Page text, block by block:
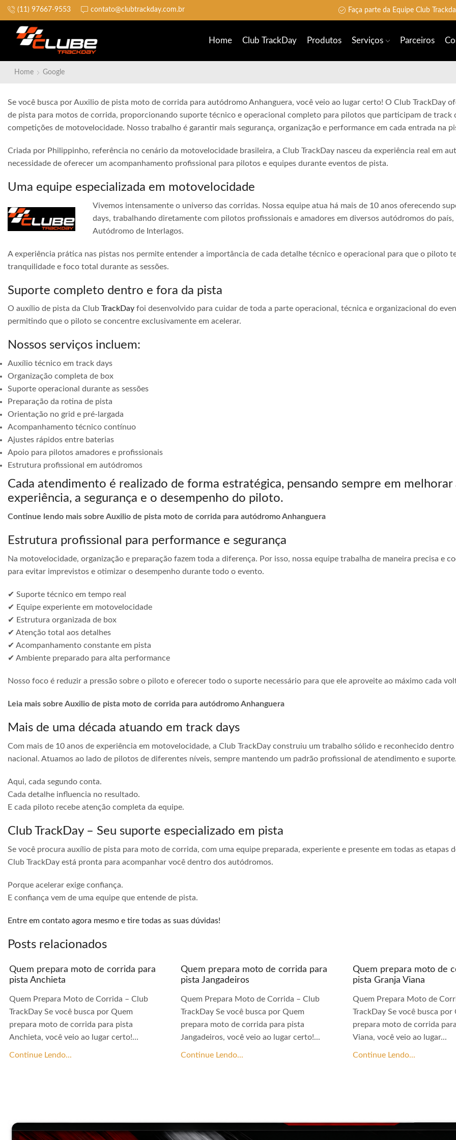
(11) 97667-9553 contato@clubtrackday.com.br
Não perca a largada Faça parte da Equipe Club
Home Club TrackDay Produtos Serviços Parceiros
Home Google
Se você busca por Auxilio de pista moto de corrida para autódromo Anhanguera, você veio ao lugar certo! O Club TrackDay
de pista para motos de corrida, proporcionando suporte técnico e operacional completo para pilotos que participam de track
competições de motovelocidade. Nosso trabalho é garantir mais segurança, organização e performance em cada entrada na
Criada por Philippinho, referência no cenário da motovelocidade brasileira, a Club TrackDay nasceu da experiência real em
necessidade de oferecer um acompanhamento profissional para pilotos e equipes durante eventos de pista.
Uma equipe especializada em motovelocidade
Vivemos intensamente o universo das corridas. Nossa equipe atua há mais de 10 anos oferecendo
days, trabalhando diretamente com pilotos profissionais e amadores em diversos autódromos do
Autódromo de Interlagos.
A experiência prática nas pistas nos permite entender a importância de cada detalhe técnico e operacional para que o piloto
tranquilidade e foco total durante as sessões.
Suporte completo dentro e fora da pista
O auxílio de pista da Club TrackDay foi desenvolvido para cuidar de toda a parte operacional, técnica e organizacional do
permitindo que o piloto se concentre exclusivamente em acelerar.
Nossos serviços incluem:
Auxílio técnico em track days
Organização completa de box
Suporte operacional durante as sessões
Preparação da rotina de pista
Orientação no grid e pré-largada
Acompanhamento técnico contínuo
Ajustes rápidos entre baterias
Apoio para pilotos amadores e profissionais
Estrutura profissional em autódromos
Cada atendimento é realizado de forma estratégica, pensando sempre em melhorar
experiência, a segurança e o desempenho do piloto.
Continue lendo mais sobre Auxilio de pista moto de corrida para autódromo Anhanguera
Estrutura profissional para performance e segurança
Na motovelocidade, organização e preparação fazem toda a diferença. Por isso, nossa equipe trabalha de maneira precisa e
para evitar imprevistos e otimizar o desempenho durante todo o evento.
✔ Suporte técnico em tempo real
✔ Equipe experiente em motovelocidade
✔ Estrutura organizada de box
✔ Atenção total aos detalhes
✔ Acompanhamento constante em pista
✔ Ambiente preparado para alta performance
Nosso foco é reduzir a pressão sobre o piloto e oferecer todo o suporte necessário para que ele aproveite ao máximo cada
Leia mais sobre Auxilio de pista moto de corrida para autódromo Anhanguera
Mais de uma década atuando em track days
Com mais de 10 anos de experiência em motovelocidade, a Club TrackDay construiu um trabalho sólido e reconhecido
nacional. Atuamos ao lado de pilotos de diferentes níveis, sempre mantendo um padrão profissional de atendimento e suporte.
Aqui, cada segundo conta.
Cada detalhe influencia no resultado.
E cada piloto recebe atenção completa da equipe.
Club TrackDay – Seu suporte especializado em pista
Se você procura auxílio de pista para moto de corrida, com uma equipe preparada, experiente e presente em todas as etapas
Club TrackDay está pronta para acompanhar você dentro dos autódromos.
Porque acelerar exige confiança.
E confiança vem de uma equipe que entende de pista.
Entre em contato agora mesmo e tire todas as suas dúvidas!
Posts relacionados
Quem prepara moto de corrida para
pista Anchieta
Quem Prepara Moto de Corrida – Club
TrackDay Se você busca por Quem
prepara moto de corrida para pista
Anchieta, você veio ao lugar certo!...
Continue Lendo...
Quem prepara moto de corrida para
pista Jangadeiros
Quem Prepara Moto de Corrida – Club
TrackDay Se você busca por Quem
prepara moto de corrida para pista
Jangadeiros, você veio ao lugar certo!...
Continue Lendo...
Quem prepara moto de
pista Granja Viana
Quem Prepara Moto de
TrackDay Se você busca por
prepara moto de corrida
Viana, você veio ao lugar...
Continue Lendo...